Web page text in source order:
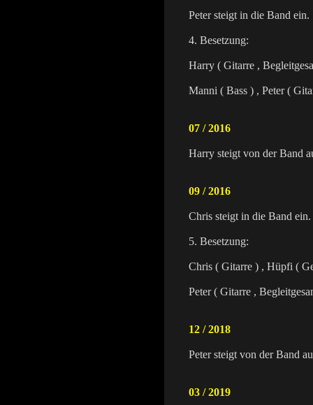
Peter steigt in die Band ein.
4. Besetzung:
Harry ( Gitarre ,
Manni ( Bass ) , Peter (
07 / 2016
Harry steigt von der Band
09 / 2016
Chris steigt in die Band ein.
5. Besetzung:
Chris ( Gitarre ) , Hüpfi (
Peter ( Gitarre ,
12 / 2018
Peter steigt von der Band
03 / 2019